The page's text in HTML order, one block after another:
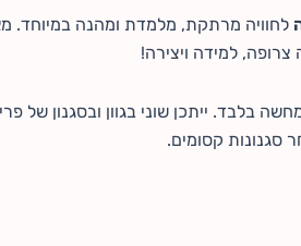
לחוויה מרתקת, מלמדת ומהנה במיוחד.
למידה ויצירה!
בלבד. ייתכן שוני בגוון ובסגנון של
סגנונות קסומים.